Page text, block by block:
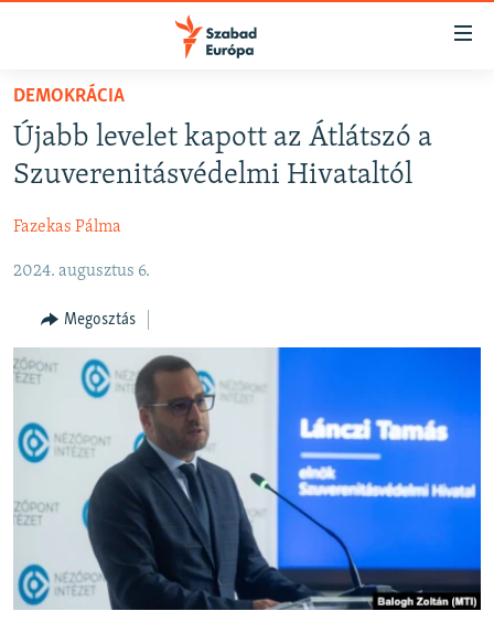
Akadálymentes
Ugrás
oldalra
Ugrás
NAPIRENDEN
AKTUÁLIS
VIDEÓK
ELEMZŐ
NER15
SZABADON
TÁRSADALOM
DEMOKRÁCIA
A PÉNZ NYOMÁBAN
EURÓPAI UNIÓ
KLÍMAVÁLTOZÁS
DEMOKRÁCIA
Újabb levelet kapott az Átlátszó a
Szuverenitásvédelmi Hivataltól
Fazekas Pálma
2024. augusztus 6.
Megosztás